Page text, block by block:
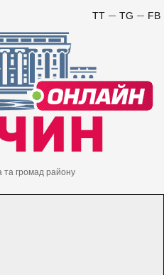
FB
TG
TT
та громад району